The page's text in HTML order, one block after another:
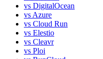
vs DigitalOcean
vs Azure
vs Cloud Run
vs Elestio
vs Cleavr
vs Ploi